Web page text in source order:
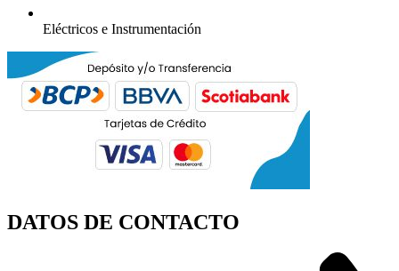
Eléctricos e Instrumentación
DATOS DE CONTACTO